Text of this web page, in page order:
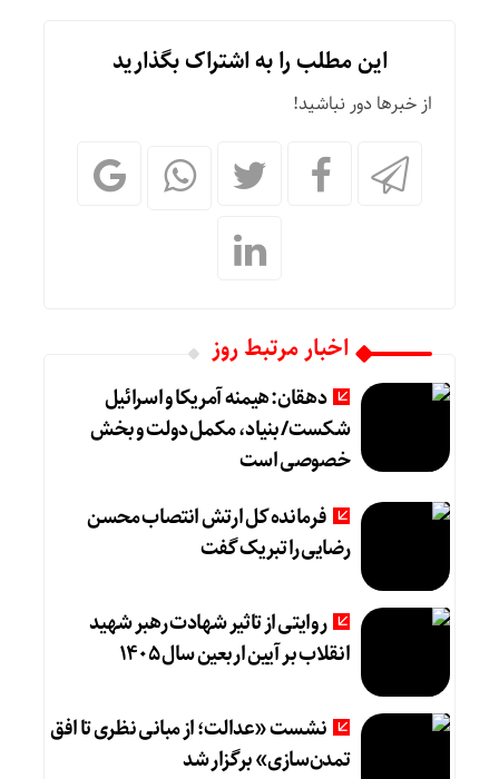
این مطلب را به اشتراک بگذارید
از خبرها دور نباشید!
اخبار مرتبط روز
دهقان: هیمنه آمریکا و اسرائیل
شکست/ بنیاد، مکمل دولت و بخش
خصوصی است
فرمانده کل ارتش انتصاب محسن
رضایی را تبریک گفت
روایتی از تاثیر شهادت رهبر شهید
انقلاب بر آیین اربعین سال ۱۴۰۵
نشست «عدالت؛ از مبانی نظری تا افق
تمدن‌سازی» برگزار شد